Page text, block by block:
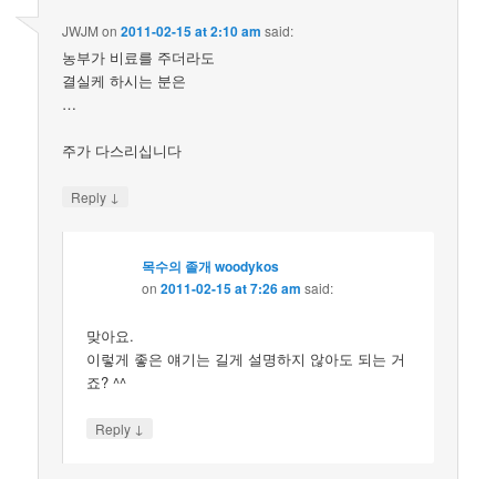
JWJM on2011-02-15 at 2:10 am said:
농부가 비료를 주더라도
결실케 하시는 분은
…
주가 다스리십니다
Reply ↓
목수의 졸개 woodykos
on2011-02-15 at 7:26 am said:
맞아요.
이렇게 좋은 얘기는 길게 설명하지 않아도 되는 거
죠? ^^
Reply ↓